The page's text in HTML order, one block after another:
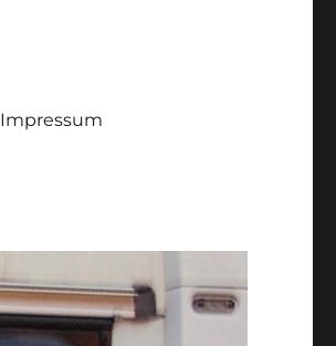
Impressum